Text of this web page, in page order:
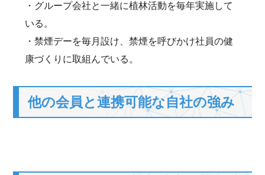
・グループ会社と一緒に植林活動を毎年実施して
いる。
・禁煙デーを毎月設け、禁煙を呼びかけ社員の健
康づくりに取組んでいる。
他の会員と連携可能な自社の強み